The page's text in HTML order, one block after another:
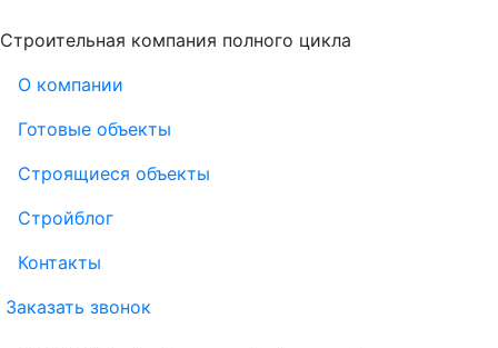
Строительная компания полного цикла
О компании
Готовые объекты
Строящиеся объекты
Стройблог
Контакты
Заказать звонок